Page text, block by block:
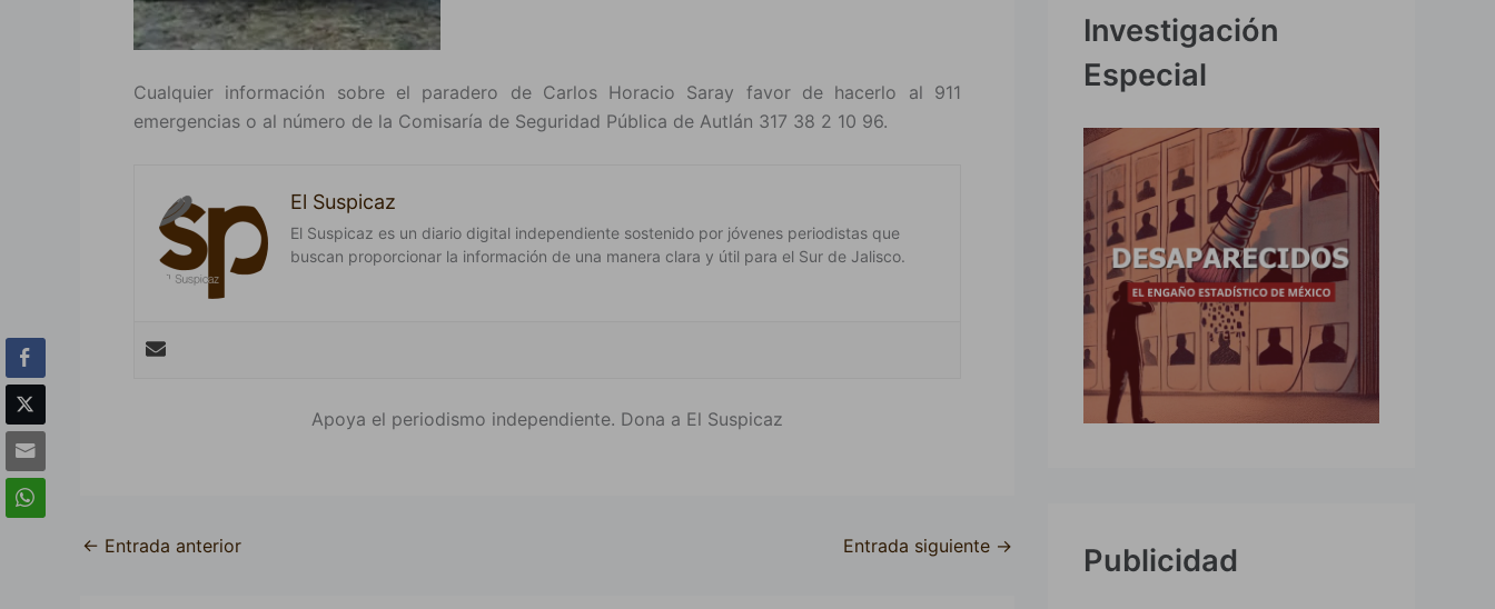
Cualquier información sobre el paradero de Carlos Horacio Saray favor de hacerlo al 911
emergencias o al número de la Comisaría de Seguridad Pública de Autlán 317 38 2 10 96.
El Suspicaz
El Suspicaz es un diario digital independiente sostenido por jóvenes periodistas que
buscan proporcionar la información de una manera clara y útil para el Sur de Jalisco.
Apoya el periodismo independiente. Dona a El Suspicaz
← Entrada anterior Entrada siguiente →
Investigación
Especial
Publicidad